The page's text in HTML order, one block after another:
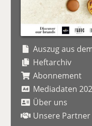
Auszug aus
Heftarchiv
Abonnement
Mediadaten
Über uns
Unsere Partner